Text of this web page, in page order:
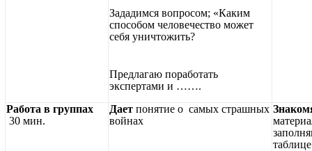
Зададимся вопросом; «Каким
способом человечество может
себя уничтожить?
Предлагаю поработать
экспертами и …….
Работа в группах
30 мин.
Дает понятие о самых страшных
войнах
таблице